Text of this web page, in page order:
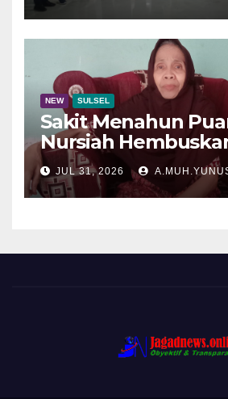
NEW SULSEL
Sakit Menahun
Nursiah
Terakhir
JUL 31, 2026